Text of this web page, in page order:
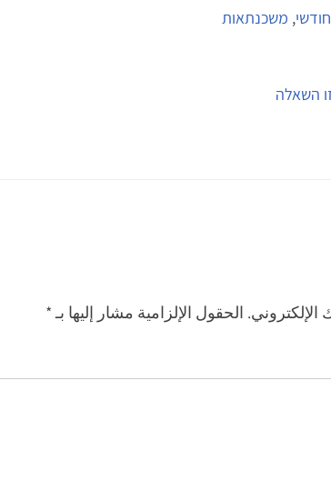
, משכנתאות
השאלה
الحقول الإلزامية مشار إليها بـ*